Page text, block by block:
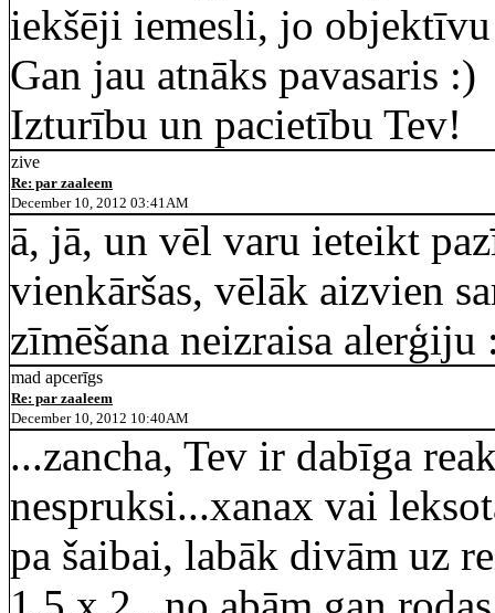
iekšēji iemesli, jo
Gan jau atnāks pavasaris :)
Izturību un pacietību Tev!
zive
Re: par zaaleem
December 10, 2012 03:41AM
ā, jā, un vēl varu ieteikt
vienkāršas, vēlāk aizvien
zīmēšana neizraisa alerģiju
mad apcerīgs
Re: par zaaleem
December 10, 2012 10:40AM
...zancha, Tev ir dabīga
nespruksi...xanax vai
pa šaibai, labāk divām uz